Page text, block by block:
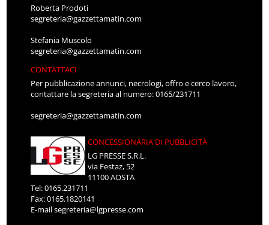
Roberta Prodoti
segreteria@gazzettamatin.com
Stefania Muscolo
segreteria@gazzettamatin.com
CONTATTACI
Per pubblicazione annunci, necrologi, offro e cerco lavoro,
contattare la segreteria al numero: 0165/231711
segreteria@gazzettamatin.com
CONCESSIONARIA DI PUBBLICITÀ
LG PRESSE S.R.L.
via Festaz, 52
11100 AOSTA
Tel: 0165.231711
Fax: 0165.1820141
E-mailsegreteria@lgpresse.com